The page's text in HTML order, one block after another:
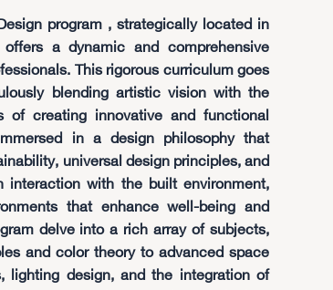
program , strategically located in
a dynamic and comprehensive
This rigorous curriculum goes
blending artistic vision with the
of creating innovative and functional
in a design philosophy that
universal design principles, and
interaction with the built environment,
that enhance well-being and
delve into a rich array of subjects,
and color theory to advanced space
lighting design, and the integration of